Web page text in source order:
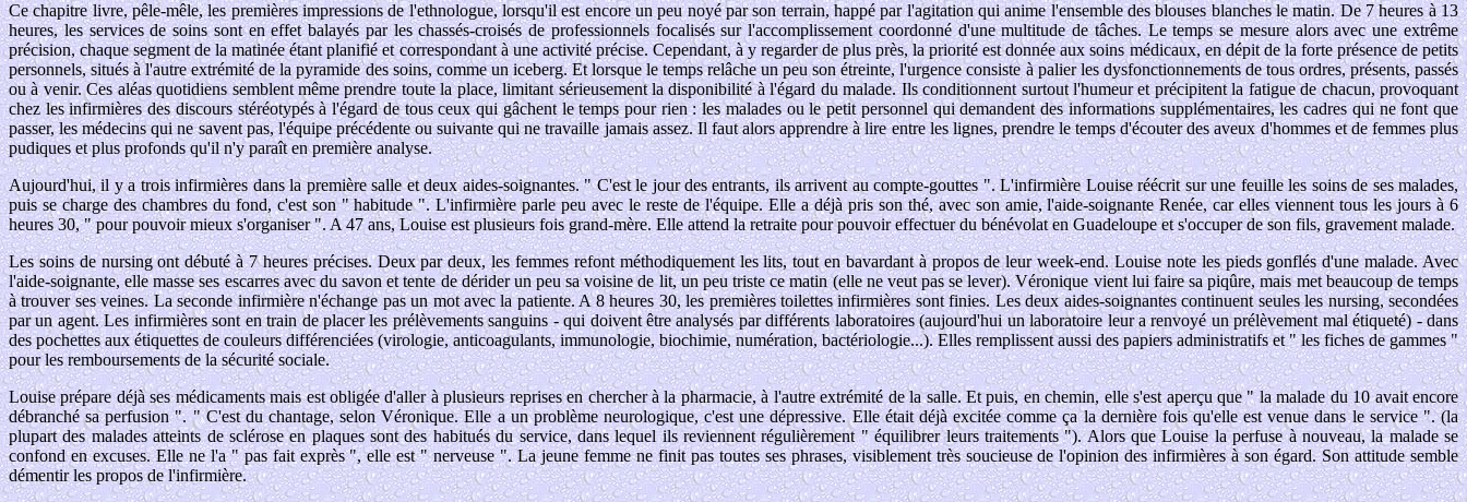
Ce chapitre livre, pêle-mêle, les premières impressions de l'ethnologue, lorsqu'il est encore un peu noyé par son terrain, happé par l'agitation qui anime l'ensemble des blouses blanches le matin. De 7 heures à 13
heures, les services de soins sont en effet balayés par les chassés-croisés de professionnels focalisés sur l'accomplissement coordonné d'une multitude de tâches. Le temps se mesure alors avec une extrême
précision, chaque segment de la matinée étant planifié et correspondant à une activité précise. Cependant, à y regarder de plus près, la priorité est donnée aux soins médicaux, en dépit de la forte présence de petits
personnels, situés à l'autre extrémité de la pyramide des soins, comme un iceberg. Et lorsque le temps relâche un peu son étreinte, l'urgence consiste à palier les dysfonctionnements de tous ordres, présents, passés
ou à venir. Ces aléas quotidiens semblent même prendre toute la place, limitant sérieusement la disponibilité à l'égard du malade. Ils conditionnent surtout l'humeur et précipitent la fatigue de chacun, provoquant
chez les infirmières des discours stéréotypés à l'égard de tous ceux qui gâchent le temps pour rien : les malades ou le petit personnel qui demandent des informations supplémentaires, les cadres qui ne font que
passer, les médecins qui ne savent pas, l'équipe précédente ou suivante qui ne travaille jamais assez. Il faut alors apprendre à lire entre les lignes, prendre le temps d'écouter des aveux d'hommes et de femmes plus
pudiques et plus profonds qu'il n'y paraît en première analyse.
Aujourd'hui, il y a trois infirmières dans la première salle et deux aides-soignantes. " C'est le jour des entrants, ils arrivent au compte-gouttes ". L'infirmière Louise réécrit sur une feuille les soins de ses malades,
puis se charge des chambres du fond, c'est son " habitude ". L'infirmière parle peu avec le reste de l'équipe. Elle a déjà pris son thé, avec son amie, l'aide-soignante Renée, car elles viennent tous les jours à 6
heures 30, " pour pouvoir mieux s'organiser ". A 47 ans, Louise est plusieurs fois grand-mère. Elle attend la retraite pour pouvoir effectuer du bénévolat en Guadeloupe et s'occuper de son fils, gravement malade.
Les soins de nursing ont débuté à 7 heures précises. Deux par deux, les femmes refont méthodiquement les lits, tout en bavardant à propos de leur week-end. Louise note les pieds gonflés d'une malade. Avec
l'aide-soignante, elle masse ses escarres avec du savon et tente de dérider un peu sa voisine de lit, un peu triste ce matin (elle ne veut pas se lever). Véronique vient lui faire sa piqûre, mais met beaucoup de temps
à trouver ses veines. La seconde infirmière n'échange pas un mot avec la patiente. A 8 heures 30, les premières toilettes infirmières sont finies. Les deux aides-soignantes continuent seules les nursing, secondées
par un agent. Les infirmières sont en train de placer les prélèvements sanguins - qui doivent être analysés par différents laboratoires (aujourd'hui un laboratoire leur a renvoyé un prélèvement mal étiqueté) - dans
des pochettes aux étiquettes de couleurs différenciées (virologie, anticoagulants, immunologie, biochimie, numération, bactériologie...). Elles remplissent aussi des papiers administratifs et " les fiches de gammes "
pour les remboursements de la sécurité sociale.
Louise prépare déjà ses médicaments mais est obligée d'aller à plusieurs reprises en chercher à la pharmacie, à l'autre extrémité de la salle. Et puis, en chemin, elle s'est aperçu que " la malade du 10 avait encore
débranché sa perfusion ". " C'est du chantage, selon Véronique. Elle a un problème neurologique, c'est une dépressive. Elle était déjà excitée comme ça la dernière fois qu'elle est venue dans le service ". (la
plupart des malades atteints de sclérose en plaques sont des habitués du service, dans lequel ils reviennent régulièrement " équilibrer leurs traitements "). Alors que Louise la perfuse à nouveau, la malade se
confond en excuses. Elle ne l'a " pas fait exprès ", elle est " nerveuse ". La jeune femme ne finit pas toutes ses phrases, visiblement très soucieuse de l'opinion des infirmières à son égard. Son attitude semble
démentir les propos de l'infirmière.